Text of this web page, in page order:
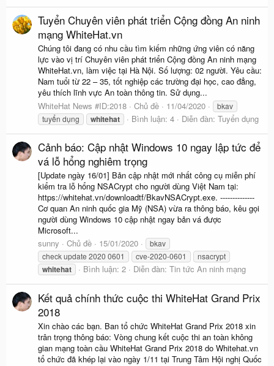
Tuyển Chuyên viên phát triển Cộng đồng An ninh
mạng WhiteHat.vn
Chúng tôi đang có nhu cầu tìm kiếm những ứng viên có năng
lực vào vị trí Chuyên viên phát triển Cộng đồng An ninh mạng
WhiteHat.vn, làm việc tại Hà Nội. Số lượng: 02 người. Yêu cầu:
Nam tuổi từ 22 – 35, tốt nghiệp các trường đại học, cao đẳng,
yêu thích lĩnh vực An toàn thông tin. Sử dụng...
WhiteHat News #ID:2018
Chủ đề 11/04/2020
bkav
tuyển dụng
whitehat Bình luận: 4 Diễn đàn: Tuyển dụng
Cảnh báo: Cập nhật Windows 10 ngay lập tức để
vá lỗ hổng nghiêm trọng
[Update ngày 16/01] Bản cập nhật mới nhất công cụ miễn phí
kiểm tra lỗ hổng NSACrypt cho người dùng Việt Nam tại:
https://whitehat.vn/downloadtf/BkavNSACrypt.exe. --------------
Cơ quan An ninh quốc gia Mỹ (NSA) vừa ra thông báo, kêu gọi
người dùng Windows 10 cập nhật ngay bản vá được
Microsoft...
sunny
Chủ đề 15/01/2020
bkav
check update 2020 0601
cve-2020-0601 nsacrypt
whitehat Bình luận: 2 Diễn đàn: Tin tức An ninh mạng
Kết quả chính thức cuộc thi WhiteHat Grand Prix
2018
Xin chào các bạn. Ban tổ chức WhiteHat Grand Prix 2018 xin
trân trọng thông báo: Vòng chung kết cuộc thi an toàn không
gian mạng toàn cầu WhiteHat Grand Prix 2018 do Whitehat.vn
tổ chức đã khép lại vào ngày 1/11 tại Trung Tâm Hội nghị Quốc